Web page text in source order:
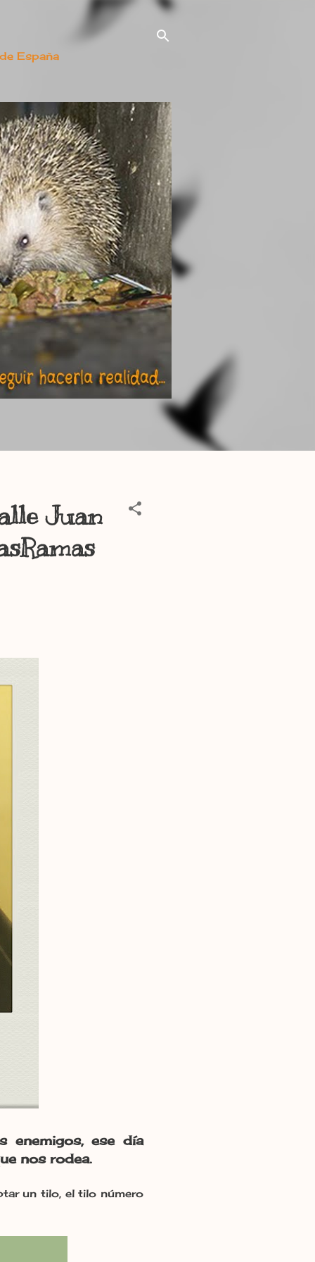
España
Juan
enemigos, ese día
nos rodea.
un tilo, el tilo número